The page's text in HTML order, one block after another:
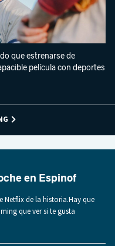
que estrenarse de
película con deportes
en Espinof
Netflix de la historia.Hay que
que ver si te gusta